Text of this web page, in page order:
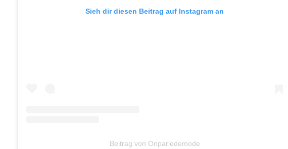
Sieh dir diesen Beitrag auf Instagram an
Beitrag von Onparledemode